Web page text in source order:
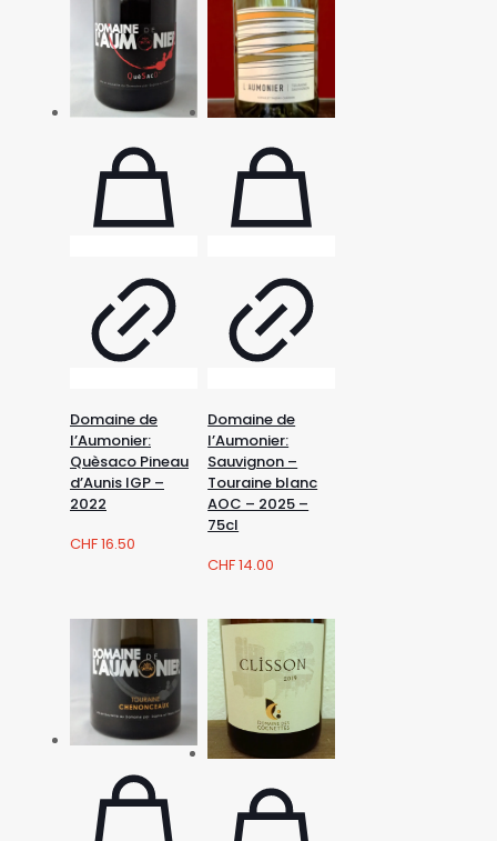
Domaine de
l’Aumonier:
Quèsaco Pineau
d’Aunis IGP –
2022
CHF16.50
Domaine de
l’Aumonier:
Sauvignon –
Touraine blanc
AOC – 2025 –
75cl
CHF14.00